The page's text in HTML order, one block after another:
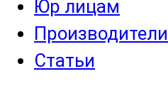
Юр лицам
Производители
Статьи